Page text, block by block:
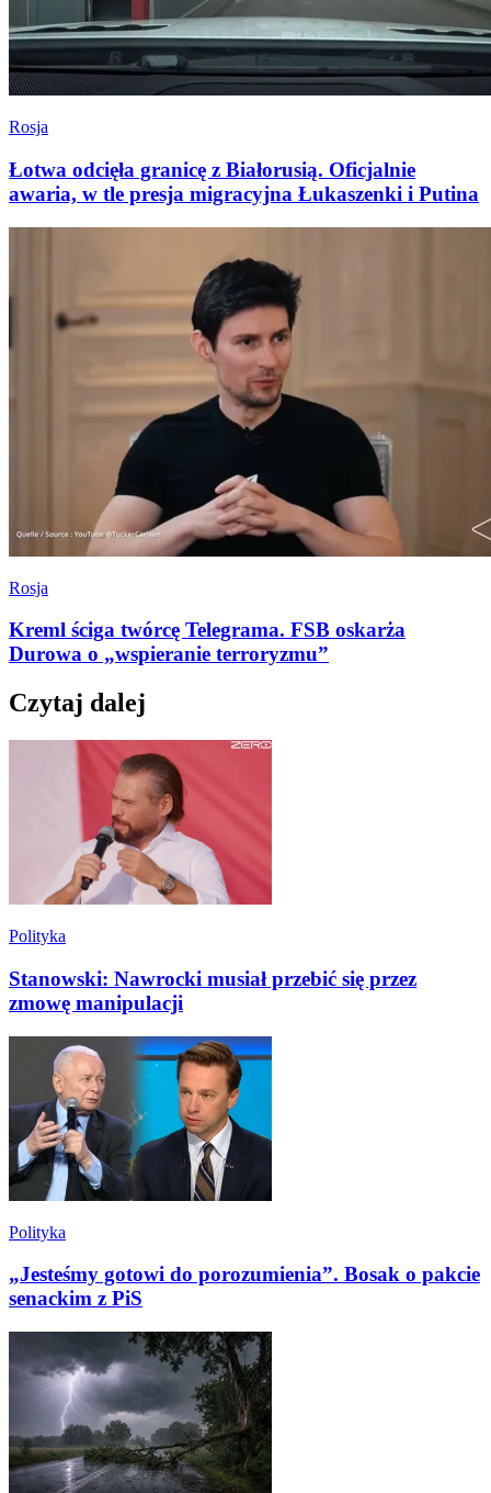
Rosja
Łotwa odcięła granicę z Białorusią. Oficjalnie
awaria, w tle presja migracyjna Łukaszenki i Putina
Rosja
Kreml ściga twórcę Telegrama. FSB oskarża
Durowa o „wspieranie terroryzmu”
Czytaj dalej
Polityka
Stanowski: Nawrocki musiał przebić się przez
zmowę manipulacji
Polityka
„Jesteśmy gotowi do porozumienia”. Bosak o pakcie
senackim z PiS